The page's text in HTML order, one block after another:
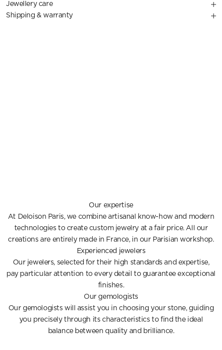
Jewellery care
Shipping & warranty
Our expertise
At Deloison Paris, we combine artisanal know-how and modern
technologies to create custom jewelry at a fair price. All our
creations are entirely made in France, in our Parisian workshop.
Experienced jewelers
Our jewelers, selected for their high standards and expertise,
pay particular attention to every detail to guarantee exceptional
finishes.
Our gemologists
Our gemologists will assist you in choosing your stone, guiding
you precisely through its characteristics to find the ideal
balance between quality and brilliance.